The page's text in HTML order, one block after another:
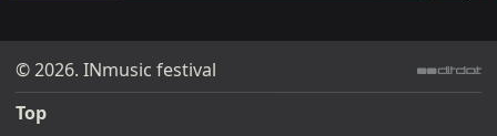
© 2026. INmusic festival
Top
ditdot web design & development